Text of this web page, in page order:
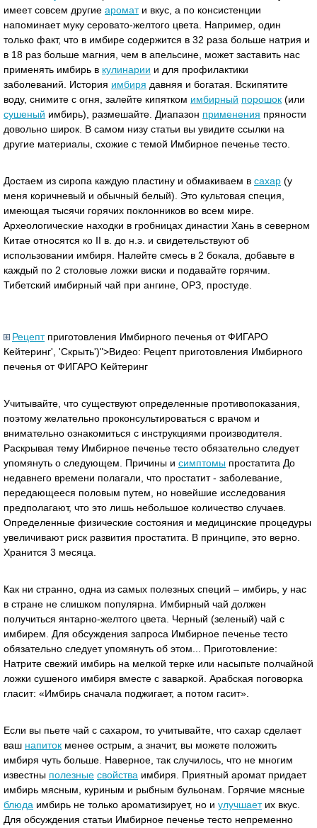
имеет совсем другие аромати вкус, а по консистенции
напоминает муку серовато-желтого цвета. Например, один
только факт, что в имбире содержится в 32 раза больше натрия и
в 18 раз больше магния, чем в апельсине, может заставить нас
применять имбирь в кулинарии и для профилактики
заболеваний. История имбиря давняя и богатая. Вскипятите
воду, снимите с огня, залейте кипятком имбирный порошок (или
сушеный имбирь), размешайте. Диапазон применения пряности
довольно широк. В самом низу статьи вы увидите ссылки на
другие материалы, схожие с темой Имбирное печенье тесто.
Достаем из сиропа каждую пластину и обмакиваем в сахар (у
меня коричневый и обычный белый). Это культовая специя,
имеющая тысячи горячих поклонников во всем мире.
Археологические находки в гробницах династии Хань в северном
Китае относятся ко II в. до н.э. и свидетельствуют об
использовании имбиря. Налейте смесь в 2 бокала, добавьте в
каждый по 2 столовые ложки виски и подавайте горячим.
Тибетский имбирный чай при ангине, ОРЗ, простуде.
Рецептприготовления Имбирного печенья от ФИГАРО
Кейтеринг', 'Скрыть')">Видео: Рецепт приготовления Имбирного
печенья от ФИГАРО Кейтеринг
Учитывайте, что существуют определенные противопоказания,
поэтому желательно проконсультироваться с врачом и
внимательно ознакомиться с инструкциями производителя.
Раскрывая тему Имбирное печенье тесто обязательно следует
упомянуть о следующем. Причины и симптомы простатита До
недавнего времени полагали, что простатит - заболевание,
передающееся половым путем, но новейшие исследования
предполагают, что это лишь небольшое количество случаев.
Определенные физические состояния и медицинские процедуры
увеличивают риск развития простатита. В принципе, это верно.
Хранится 3 месяца.
Как ни странно, одна из самых полезных специй – имбирь, у нас
в стране не слишком популярна. Имбирный чай должен
получиться янтарно-желтого цвета. Черный (зеленый) чай с
имбирем. Для обсуждения запроса Имбирное печенье тесто
обязательно следует упомянуть об этом... Приготовление:
Натрите свежий имбирь на мелкой терке или насыпьте полчайной
ложки сушеного имбиря вместе с заваркой. Арабская поговорка
гласит: «Имбирь сначала поджигает, а потом гасит».
Если вы пьете чай с сахаром, то учитывайте, что сахар сделает
ваш напиток менее острым, а значит, вы можете положить
имбиря чуть больше. Наверное, так случилось, что не многим
известны полезные свойства имбиря. Приятный аромат придает
имбирь мясным, куриным и рыбным бульонам. Горячие мясные
блюда имбирь не только ароматизирует, но и улучшаетих вкус.
Для обсуждения статьи Имбирное печенье тесто непременно